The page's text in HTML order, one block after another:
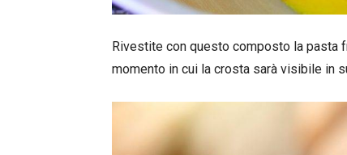
Rivestite con questo composto la pasta
momento in cui la crosta sarà visibile in